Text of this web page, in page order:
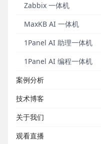
Zabbix 一体机
MaxKB AI 一体机
1Panel AI 助理一体机
1Panel AI 编程一体机
案例分析
技术博客
关于我们
观看直播
二、
方推荐的运维解
为运维解决方案推介
于阿里云Open API的新
时监控告警、批量运维
列服务。如下宣传页所